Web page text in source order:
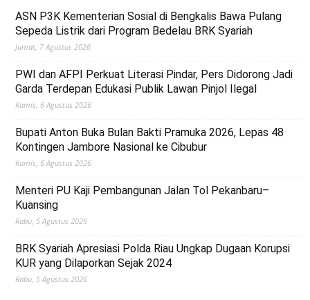
ASN P3K Kementerian Sosial di Bengkalis Bawa Pulang
Sepeda Listrik dari Program Bedelau BRK Syariah
Jumat, 7 Agustus 2026
PWI dan AFPI Perkuat Literasi Pindar, Pers Didorong Jadi
Garda Terdepan Edukasi Publik Lawan Pinjol Ilegal
Kamis, 6 Agustus 2026
Bupati Anton Buka Bulan Bakti Pramuka 2026, Lepas 48
Kontingen Jambore Nasional ke Cibubur
Kamis, 6 Agustus 2026
Menteri PU Kaji Pembangunan Jalan Tol Pekanbaru–
Kuansing
Rabu, 5 Agustus 2026
BRK Syariah Apresiasi Polda Riau Ungkap Dugaan Korupsi
KUR yang Dilaporkan Sejak 2024
Rabu, 5 Agustus 2026